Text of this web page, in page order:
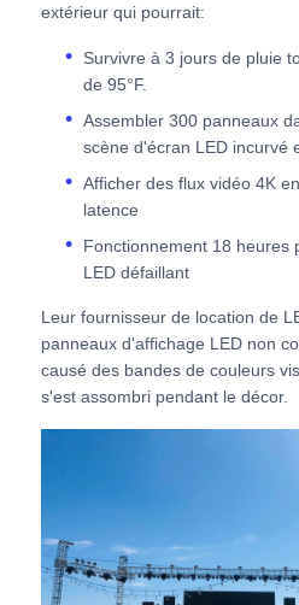
Affichage LED transparent
Écran LED SMD
Panneau d'affichage
Panneau d'affichage led
extérieur qui pourrait:
Survivre à 3 jours de pluie
de 95°F.
Assembler 300 panneaux
scène d'écran LED incurvé
Afficher des flux vidéo 4K
latence
Fonctionnement 18 heures
LED défaillant
Leur fournisseur de location de
panneaux d'affichage LED non
causé des bandes de couleurs
s'est assombri pendant le décor.